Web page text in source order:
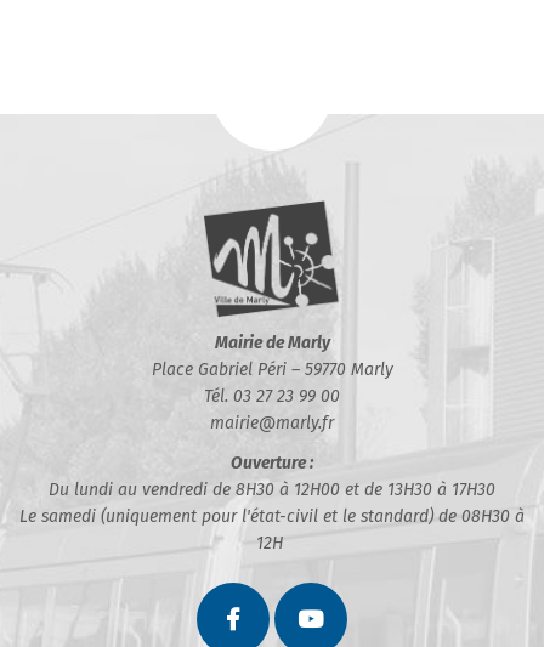
Mairie de Marly
Place Gabriel Péri – 59770 Marly
Tél. 03 27 23 99 00
mairie@marly.fr
Ouverture :
Du lundi au vendredi de 8H30 à 12H00 et de 13H30 à 17H30
Le samedi (uniquement pour l'état-civil et le standard) de 08H30 à
12H